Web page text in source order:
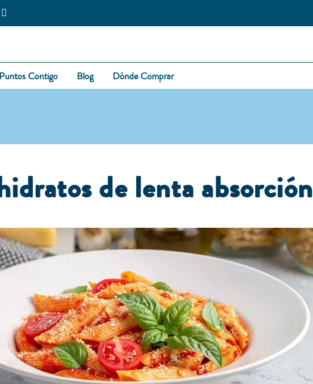
Puntos Contigo Blog Dónde Comprar
de lenta absorción